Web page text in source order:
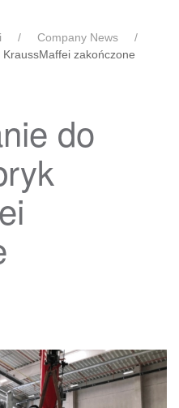
Company News
zakończone
do